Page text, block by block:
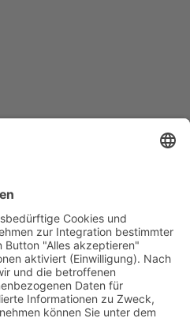
Twitter
WhatsApp Telegram
Email